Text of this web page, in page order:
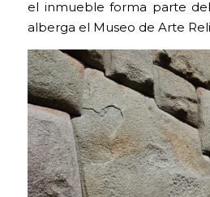
el inmueble forma parte
alberga el Museo de Arte